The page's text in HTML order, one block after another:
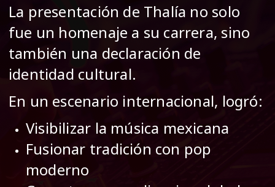
La presentación de Thalía no solo
fue un homenaje a su carrera, sino
también una declaración de
identidad cultural.
En un escenario internacional, logró:
Visibilizar la música mexicana
Fusionar tradición con pop
moderno